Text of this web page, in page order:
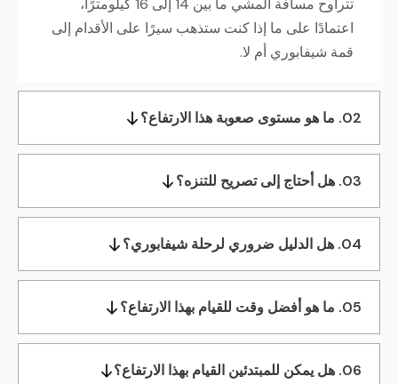
تتراوح مسافة المشي ما بين 14 إلى 16 كيلومترًا،
اعتمادًا على ما إذا كنت ستذهب سيرًا على الأقدام إلى
قمة شيفابوري أم لا.
02. ما هو مستوى صعوبة هذا الارتفاع؟
03. هل أحتاج إلى تصريح للتنزه؟
04. هل الدليل ضروري لرحلة شيفابوري؟
05. ما هو أفضل وقت للقيام بهذا الارتفاع؟
06. هل يمكن للمبتدئين القيام بهذا الارتفاع؟